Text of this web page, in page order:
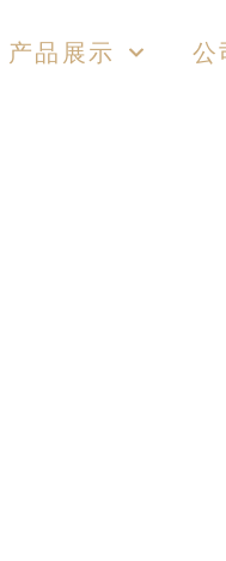
产品展示 公